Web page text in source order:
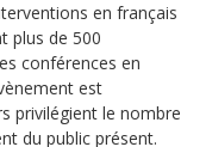
en français
plus de 500
conférences en
est
privilégient le nombre
du public présent.